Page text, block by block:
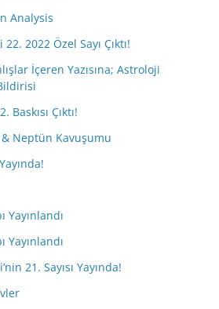
Analysis
2022 Özel Sayı Çıktı!
İçeren Yazısına; Astroloji
Çıktı!
Neptün Kavuşumu
Yayınlandı
Yayınlandı
21. Sayısı Yayında!